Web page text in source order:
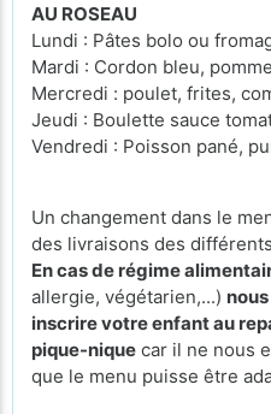
AU ROSEAU
Lundi : Pâtes bolo ou
Mardi : Cordon bleu,
Mercredi : poulet, frites,
Jeudi : Boulette sauce
Vendredi : Poisson pané,
Un changement dans le
des livraisons des
En cas de régime
allergie, végétarien,...)
inscrire votre enfant au
pique-nique car il ne nous
que le menu puisse être